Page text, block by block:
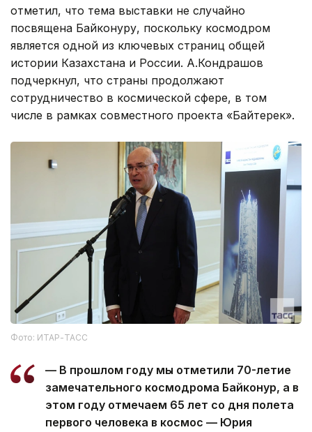
отметил, что тема выставки не случайно
посвящена Байконуру, поскольку космодром
является одной из ключевых страниц общей
истории Казахстана и России. А.Кондрашов
подчеркнул, что страны продолжают
сотрудничество в космической сфере, в том
числе в рамках совместного проекта «Байтерек».
Фото: ИТАР-ТАСС
— В прошлом году мы отметили 70-летие
замечательного космодрома Байконур, а в
этом году отмечаем 65 лет со дня полета
первого человека в космос — Юрия